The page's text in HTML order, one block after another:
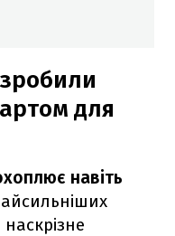
для
навіть